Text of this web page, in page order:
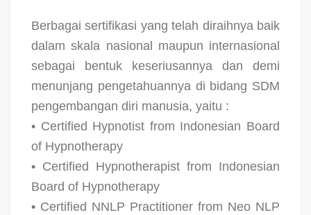
Berbagai sertifikasi yang telah diraihnya baik
dalam skala nasional maupun internasional
sebagai bentuk keseriusannya dan demi
menunjang pengetahuannya di bidang SDM
pengembangan diri manusia, yaitu :
• Certified Hypnotist from Indonesian Board
of Hypnotherapy
• Certified Hypnotherapist from Indonesian
Board of Hypnotherapy
• Certified NNLP Practitioner from Neo NLP